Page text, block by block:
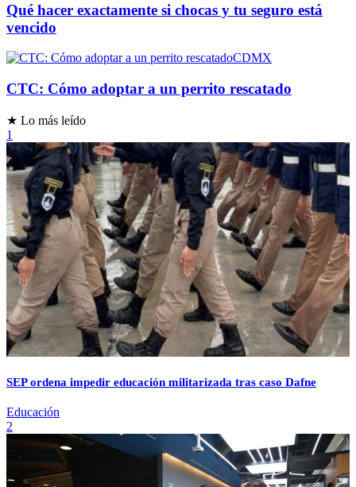
Qué hacer exactamente si chocas y tu seguro está
vencido
CDMX
CTC: Cómo adoptar a un perrito rescatado
★ Lo más leído
1
SEP ordena impedir educación militarizada tras caso Dafne
Educación
2